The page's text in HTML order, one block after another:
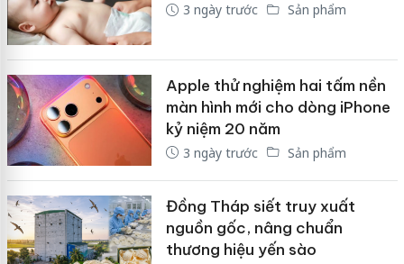
3 ngày trước Sản phẩm
Apple thử nghiệm hai tấm nền
màn hình mới cho dòng iPhone
kỷ niệm 20 năm
3 ngày trước Sản phẩm
Đồng Tháp siết truy xuất
nguồn gốc, nâng chuẩn
thương hiệu yến sào